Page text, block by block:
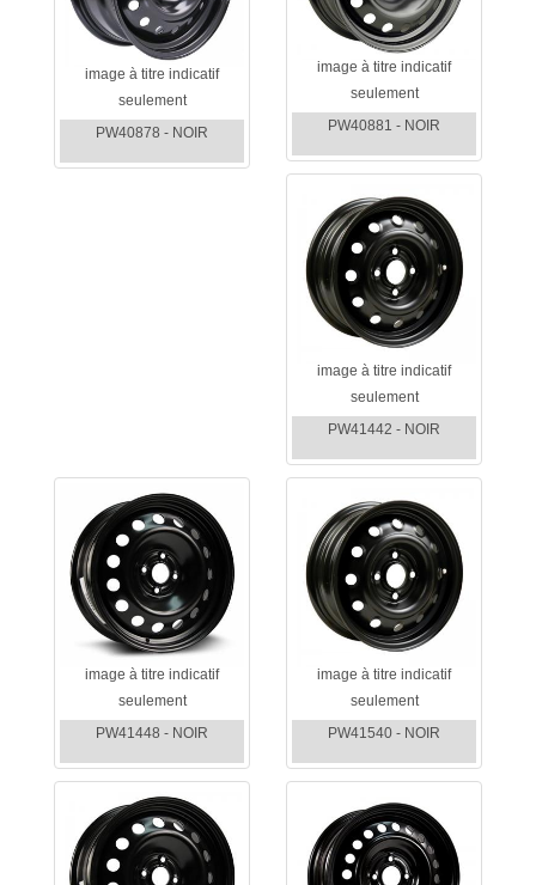
image à titre indicatif
seulement
PW40878 - NOIR
image à titre indicatif
seulement
PW40881 - NOIR
image à titre indicatif
seulement
PW41442 - NOIR
image à titre indicatif
seulement
PW41448 - NOIR
image à titre indicatif
seulement
PW41540 - NOIR